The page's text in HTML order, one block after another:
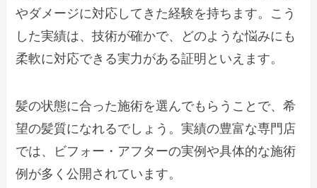
やダメージに対応してきた経験を持ちます。こう
した実績は、技術が確かで、どのような悩みにも
柔軟に対応できる実力がある証明といえます。
髪の状態に合った施術を選んでもらうことで、希
望の髪質になれるでしょう。実績の豊富な専門店
では、ビフォー・アフターの実例や具体的な施術
例が多く公開されています。